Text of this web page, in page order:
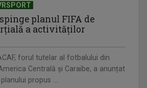
planul FIFA de
a activităților
forul tutelar al fotbalului din
Centrală și Caraibe, a anunțat
propus ...